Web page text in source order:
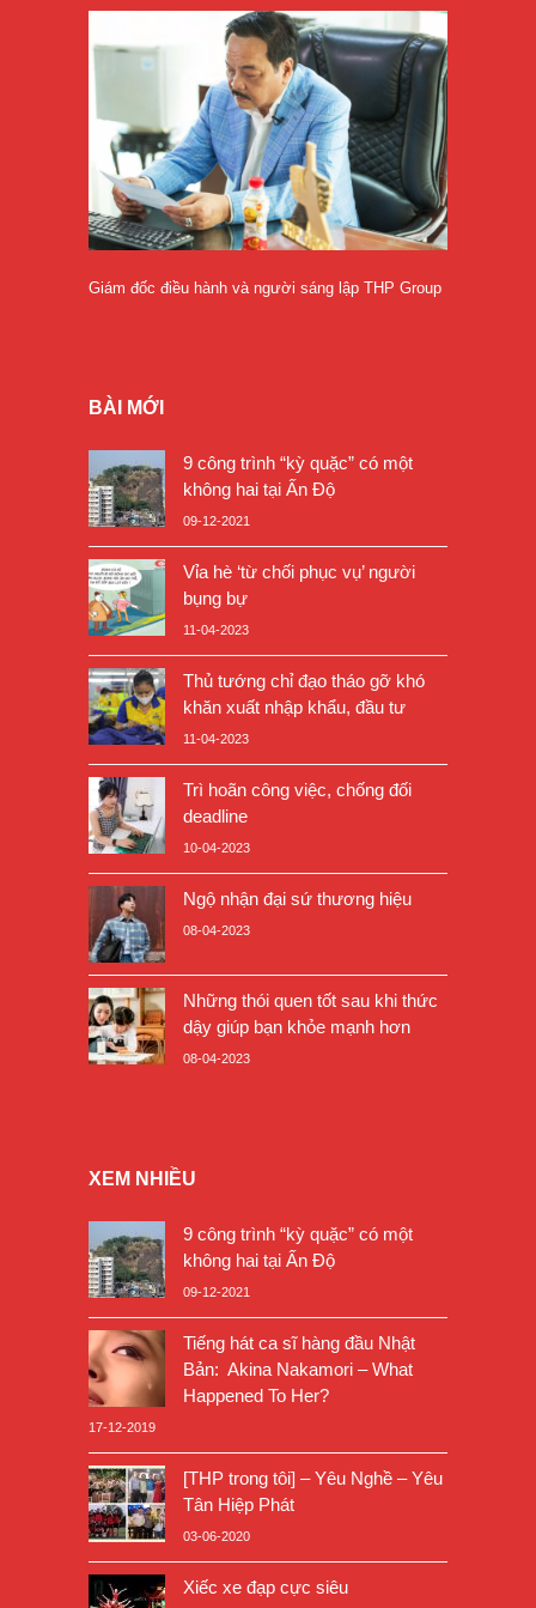
Giám đốc điều hành và người sáng lập THP Group
BÀI MỚI
9 công trình “kỳ quặc” có một
không hai tại Ấn Độ
09-12-2021
Vỉa hè ‘từ chối phục vụ’ người
bụng bự
11-04-2023
Thủ tướng chỉ đạo tháo gỡ khó
khăn xuất nhập khẩu, đầu tư
11-04-2023
Trì hoãn công việc, chống đối
deadline
10-04-2023
Ngộ nhận đại sứ thương hiệu
08-04-2023
Những thói quen tốt sau khi thức
dậy giúp bạn khỏe mạnh hơn
08-04-2023
XEM NHIỀU
9 công trình “kỳ quặc” có một
không hai tại Ấn Độ
09-12-2021
Tiếng hát ca sĩ hàng đầu Nhật
Bản: Akina Nakamori – What
Happened To Her?
17-12-2019
[THP trong tôi] – Yêu Nghề – Yêu
Tân Hiệp Phát
03-06-2020
Xiếc xe đạp cực siêu